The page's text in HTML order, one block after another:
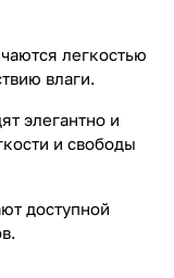
легкостью
влаги.
элегантно и
и свободы
доступной